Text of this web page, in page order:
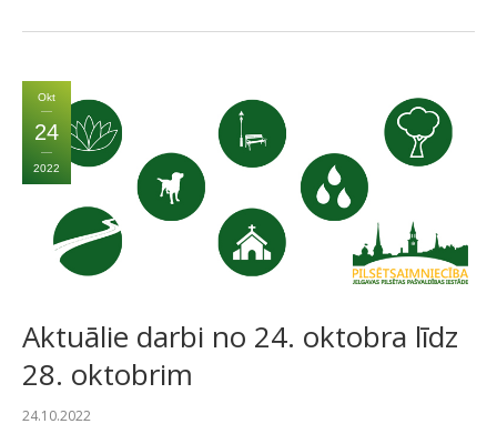
Okt
24
2022
Aktuālie darbi no 24. oktobra līdz
28. oktobrim
24.10.2022